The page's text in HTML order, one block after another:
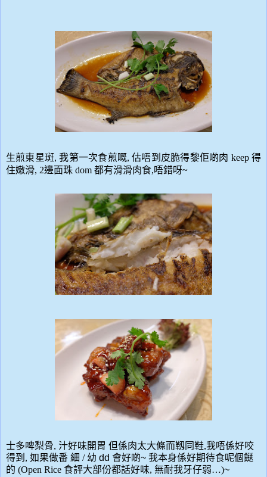
生煎東星斑,我第一次食煎嘅,估唔到皮脆得黎佢啲肉 keep得
住嫩滑, 2邊面珠 dom 都有滑滑肉食,唔錯呀~
士多啤梨骨, 汁好味開胃 但係肉太大條而靱同鞋,我唔係好咬
得到 , 如果做番 細 / 幼 dd 會好啲~ 我本身係好期待食呢個餸
的 (Open Rice 食評大部份都話好味, 無耐我牙仔弱…)~